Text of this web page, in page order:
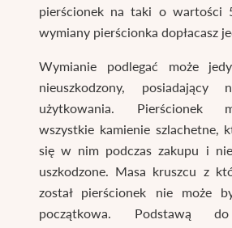
pierścionek na taki o wartości
wymiany pierścionka dopłacasz
Wymianie podlegać może
nieuszkodzony, posiadający
użytkowania. Pierścionek
wszystkie kamienie szlachetne,
się w nim podczas zakupu i
uszkodzone. Masa kruszcu z
został pierścionek nie może
początkowa. Podstawą